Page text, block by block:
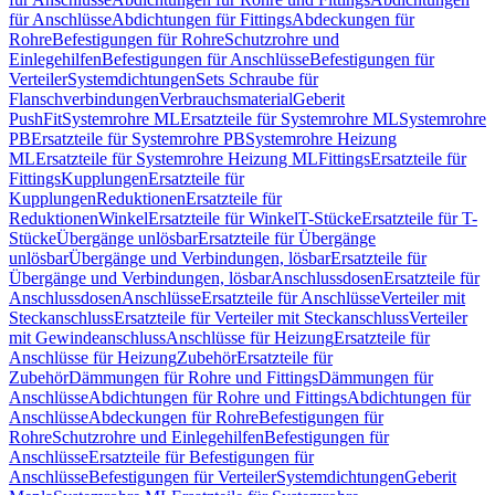
für AnschlüsseAbdichtungen für FittingsAbdeckungen für
RohreBefestigungen für RohreSchutzrohre und
EinlegehilfenBefestigungen für AnschlüsseBefestigungen für
VerteilerSystemdichtungenSets Schraube für
FlanschverbindungenVerbrauchsmaterialGeberit
PushFitSystemrohre MLErsatzteile für Systemrohre MLSystemrohre
PBErsatzteile für Systemrohre PBSystemrohre Heizung
MLErsatzteile für Systemrohre Heizung MLFittingsErsatzteile für
FittingsKupplungenErsatzteile für
KupplungenReduktionenErsatzteile für
ReduktionenWinkelErsatzteile für WinkelT-StückeErsatzteile für T-
StückeÜbergänge unlösbarErsatzteile für Übergänge
unlösbarÜbergänge und Verbindungen, lösbarErsatzteile für
Übergänge und Verbindungen, lösbarAnschlussdosenErsatzteile für
AnschlussdosenAnschlüsseErsatzteile für AnschlüsseVerteiler mit
SteckanschlussErsatzteile für Verteiler mit SteckanschlussVerteiler
mit GewindeanschlussAnschlüsse für HeizungErsatzteile für
Anschlüsse für HeizungZubehörErsatzteile für
ZubehörDämmungen für Rohre und FittingsDämmungen für
AnschlüsseAbdichtungen für Rohre und FittingsAbdichtungen für
AnschlüsseAbdeckungen für RohreBefestigungen für
RohreSchutzrohre und EinlegehilfenBefestigungen für
AnschlüsseErsatzteile für Befestigungen für
AnschlüsseBefestigungen für VerteilerSystemdichtungenGeberit